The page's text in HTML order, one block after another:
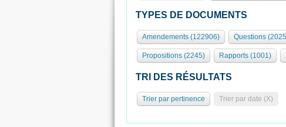
TYPES DE DOCUMENTS
Amendements (122906) Questions
Propositions (2245) Rapports (1001)
TRI DES RÉSULTATS
Trier par pertinence Trier par date (X)